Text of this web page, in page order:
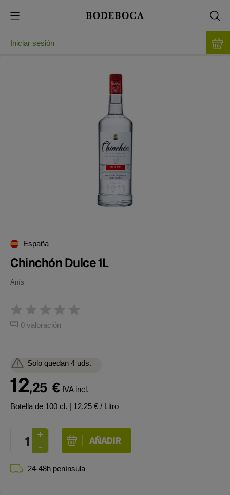
Iniciar sesión
España
Chinchón Dulce 1L
Anís
0 valoración
Solo quedan 4 uds.
12,25 € IVA incl.
Botella de 100 cl. | 12,25 € / Litro
24-48h península